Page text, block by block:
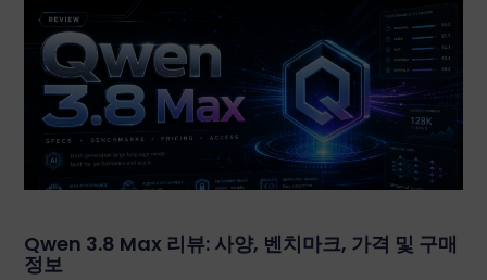
Qwen 3.8 Max 리뷰: 사양, 벤치마크, 가격 및 구매
정보